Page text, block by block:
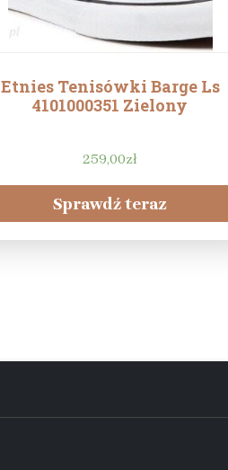
Etnies Tenisówki Barge Ls
4101000351 Zielony
259,00zł
Sprawdź teraz